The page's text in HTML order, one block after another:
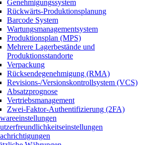
Genehmigungssystem
Rückwärts-Produktionsplanung
Barcode System
Wartungsmanagementsystem
Produktionsplan (MPS)
Mehrere Lagerbestände und
Produktionsstandorte
Verpackung
Rücksendegenehmigung (RMA)
Revisions-/Versionskontrollsystem (VCS)
Absatzprognose
Vertriebsmanagement
Zwei-Faktor-Authentifizierung (2FA)